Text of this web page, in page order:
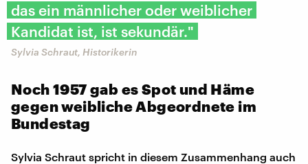
das ein männlicher oder weiblicher
Kandidat ist, ist sekundär."
Sylvia Schraut, Historikerin
Noch 1957 gab es Spot und Häme
gegen weibliche Abgeordnete im
Bundestag
Sylvia Schraut spricht in diesem Zusammenhang auch